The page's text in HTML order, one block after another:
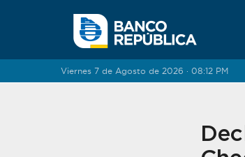
Viernes 7 de Agosto de 2026 · 08:12 PM